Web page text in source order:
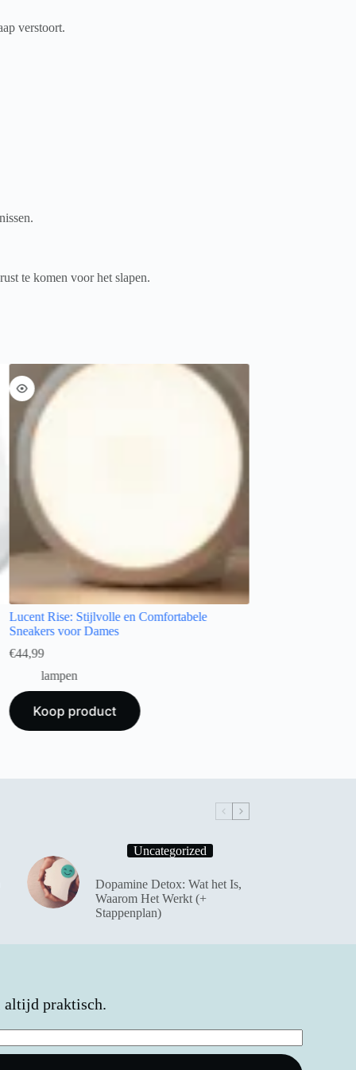
verstoort.
te komen voor het slapen.
Lucent Rise: Stijlvolle en Comfortabele
Sneakers voor Dames
€44,99
lampen
Koop product
Uncategorized
Dopamine Detox: Wat het Is,
Waarom Het Werkt (+
Stappenplan)
altijd praktisch.